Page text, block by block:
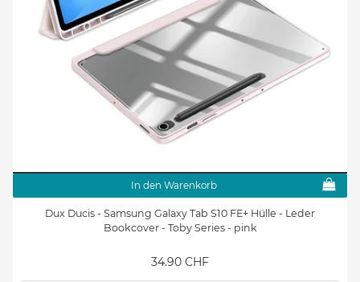
In den Warenkorb
Dux Ducis - Samsung Galaxy Tab S10 FE+ Hülle - Leder
Bookcover - Toby Series - pink
34.90 CHF